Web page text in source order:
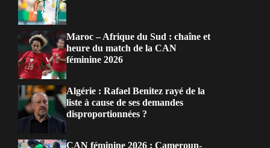
Maroc – Afrique du Sud : chaîne et
heure du match de la CAN
féminine 2026
Algérie : Rafael Benitez rayé de la
liste à cause de ses demandes
disproportionnées ?
CAN féminine 2026 : Cameroun-